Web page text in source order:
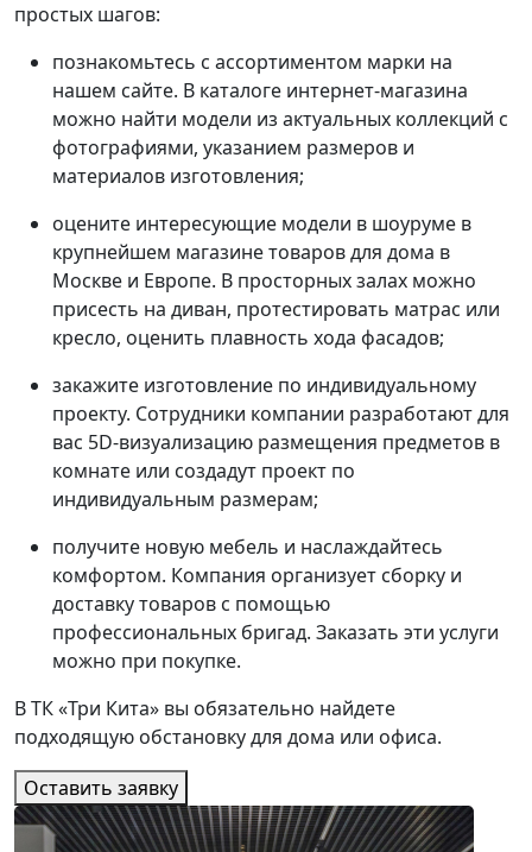
простых шагов:
познакомьтесь с ассортиментом марки на
нашем сайте. В каталоге интернет-магазина
можно найти модели из актуальных коллекций с
фотографиями, указанием размеров и
материалов изготовления;
оцените интересующие модели в шоуруме в
крупнейшем магазине товаров для дома в
Москве и Европе. В просторных залах можно
присесть на диван, протестировать матрас или
кресло, оценить плавность хода фасадов;
закажите изготовление по индивидуальному
проекту. Сотрудники компании разработают для
вас 5D-визуализацию размещения предметов в
комнате или создадут проект по
индивидуальным размерам;
получите новую мебель и наслаждайтесь
комфортом. Компания организует сборку и
доставку товаров с помощью
профессиональных бригад. Заказать эти услуги
можно при покупке.
В ТК «Три Кита» вы обязательно найдете
подходящую обстановку для дома или офиса.
Оставить заявку